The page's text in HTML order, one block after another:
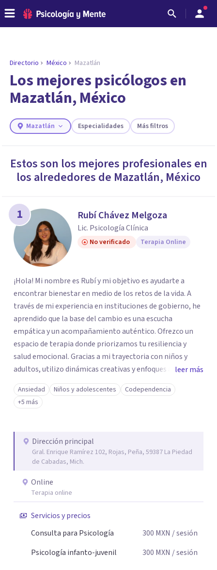
ENCONTRAR MI TERAPEUTA
¿Necesitas ayuda para encontrar el
psicólogo adecuado?
Responde a unas breves preguntas y te ofreceremos
necesidades.
Directorio México Mazatlán
Los mejores psicólogos en
Mazatlán, México
Mazatlán Especialidades Más filtros
Estos son los mejores profesionales en
los alrededores de Mazatlán, México
1 Rubí Chávez Melgoza
Lic. Psicología Clínica
No verificado Terapia Online
¡Hola! Mi nombre es Rubí y mi objetivo es ayudarte a
encontrar bienestar en medio de los retos de la vida. A
través de mi experiencia en instituciones de gobierno, he
aprendido que la base del cambio es una escucha
empática y un acompañamiento auténtico. ​Ofrezco un
espacio de terapia donde priorizamos tu resiliencia y
salud emocional. Gracias a mi trayectoria con niños y
adultos, utilizo dinámicas creativas y enfoques adaptados
a tus necesidades específicas. Estoy aquí para escucharte
y brindarte las herramientas necesarias para fortalecer
tu paz mental.
leer más
Ansiedad Niños y adolescentes
Codependencia
+5 más
Dirección principal
Gral. Enrique Ramírez 102, Rojas, Peña, 59387 La Piedad
de Cabadas, Mich.
Online
Terapia online
Servicios y precios
Consulta para Psicología
300 MXN / sesión
Psicología infanto-juvenil
300 MXN / sesión